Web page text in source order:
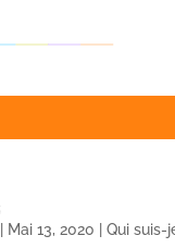
Mai 13, 2020 Qui suis-